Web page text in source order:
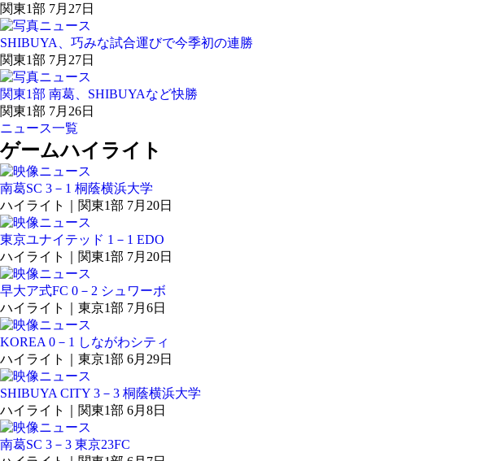
関東1部 7月27日
SHIBUYA、巧みな試合運びで今季初の連勝
関東1部 7月27日
関東1部 南葛、SHIBUYAなど快勝
関東1部 7月26日
ニュース一覧
ゲームハイライト
南葛SC 3－1 桐蔭横浜大学
ハイライト｜関東1部 7月20日
東京ユナイテッド 1－1 EDO
ハイライト｜関東1部 7月20日
早大ア式FC 0－2 シュワーボ
ハイライト｜東京1部 7月6日
KOREA 0－1 しながわシティ
ハイライト｜東京1部 6月29日
SHIBUYA CITY 3－3 桐蔭横浜大学
ハイライト｜関東1部 6月8日
南葛SC 3－3 東京23FC